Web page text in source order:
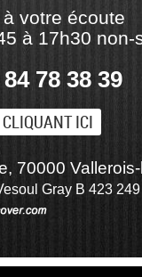
votre écoute
à 17h30 non-
84 78 38 39
ICI
70000
Gray B 423